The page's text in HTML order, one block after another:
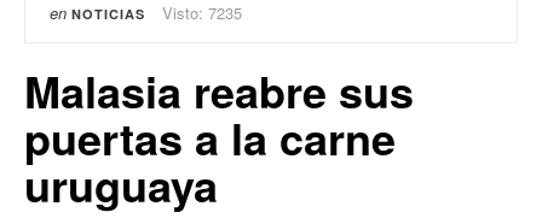
en NOTICIAS Visto: 7235
Malasia reabre sus
puertas a la carne
uruguaya